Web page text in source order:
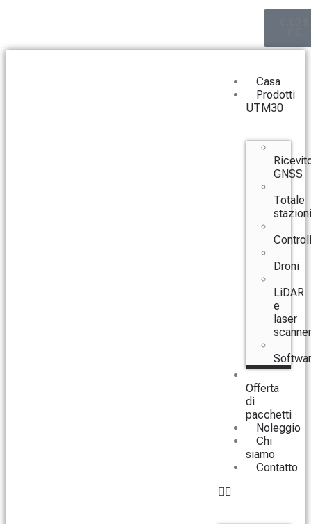
Casa
Prodotti
UTM30
GNSS
Totale
stazioni
Droni
LiDAR
e
laser
scanner
Offerta
di
pacchetti
Noleggio
Chi
siamo
Contatto